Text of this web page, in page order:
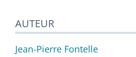
AUTEUR
Jean-Pierre Fontelle